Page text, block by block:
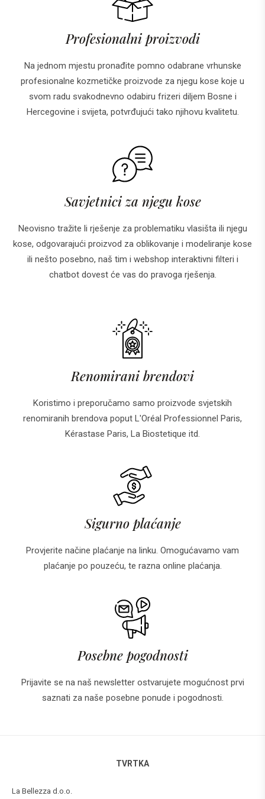
Profesionalni proizvodi
Na jednom mjestu pronađite pomno odabrane vrhunske
profesionalne kozmetičke proizvode za njegu kose koje u
svom radu svakodnevno odabiru frizeri diljem Bosne i
Hercegovine i svijeta, potvrđujući tako njihovu kvalitetu.
Savjetnici za njegu kose
Neovisno tražite li rješenje za problematiku vlasišta ili njegu
kose, odgovarajući proizvod za oblikovanje i modeliranje kose
ili nešto posebno, naš tim i webshop interaktivni filteri i
chatbot dovest će vas do pravoga rješenja.
Renomirani brendovi
Koristimo i preporučamo samo proizvode svjetskih
renomiranih brendova poput L'Oréal Professionnel Paris,
Kérastase Paris, La Biostetique itd.
Sigurno plaćanje
Provjerite načine plaćanje na linku. Omogućavamo vam
plaćanje po pouzeću, te razna online plaćanja.
Posebne pogodnosti
Prijavite se na naš newsletter ostvarujete mogućnost prvi
saznati za naše posebne ponude i pogodnosti.
TVRTKA
La Bellezza d.o.o.